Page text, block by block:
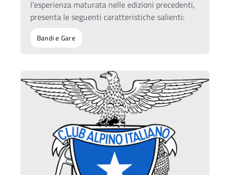
l’esperienza maturata nelle edizioni precedenti,
presenta le seguenti caratteristiche salienti:
Bandi e Gare